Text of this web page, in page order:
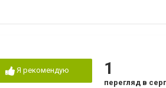
Я рекомендую 1
перегляд в